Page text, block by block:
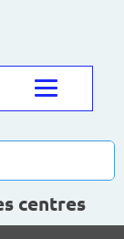
centres